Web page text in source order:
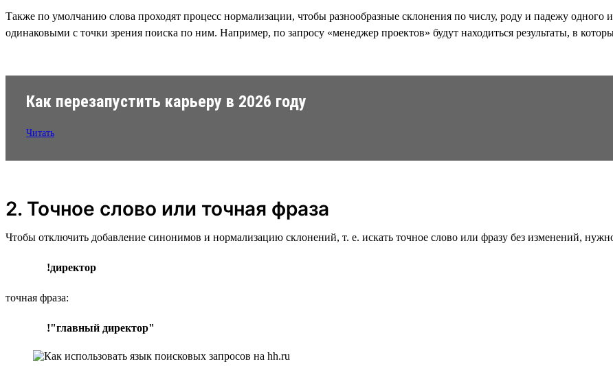
Также по умолчанию слова проходят процесс нормализации, чтобы разнообразные склонения по числу, роду и падежу одного
одинаковыми с точки зрения поиска по ним. Например, по запросу «менеджер проектов» будут находиться результаты, в
Как перезапустить карьеру в 2026 году
Читать
2. Точное слово или точная фраза
Чтобы отключить добавление синонимов и нормализацию склонений, т. е. искать точное слово или фразу без изменений,
!директор
точная фраза:
!"главный директор"